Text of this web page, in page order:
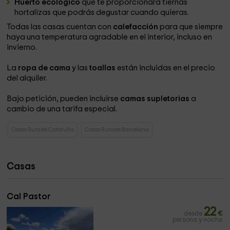
Huerto ecológico que te proporcionará tiernas
hortalizas que podrás degustar cuando quieras.
Todas las casas cuentan con calefacción para que siempre
haya una temperatura agradable en el interior, incluso en
invierno.
La ropa de cama y lastoallas están incluidas en el precio
del alquiler.
Bajo petición, pueden incluirse camas supletorias a
cambio de una tarifa especial.
Casas Rurales Cataluña Casas Rurales Barcelona
Casas
Cal Pastor
desde 22 €
persona y noche